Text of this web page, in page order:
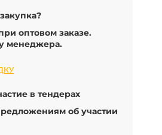
оптовом заказе.
менеджера.
в тендерах
об участии